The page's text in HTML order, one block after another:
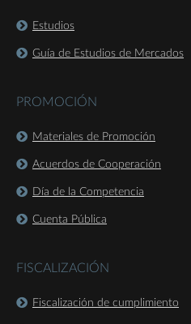
Estudios
Guía de Estudios de Mercados
PROMOCIÓN
Materiales de Promoción
Acuerdos de Cooperación
Día de la Competencia
Cuenta Pública
FISCALIZACIÓN
Fiscalización de cumplimiento